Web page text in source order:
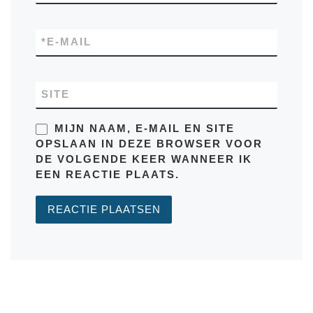
E-MAIL
*
SITE
MIJN NAAM, E-MAIL EN SITE
OPSLAAN IN DEZE BROWSER VOOR
DE VOLGENDE KEER WANNEER IK
EEN REACTIE PLAATS.